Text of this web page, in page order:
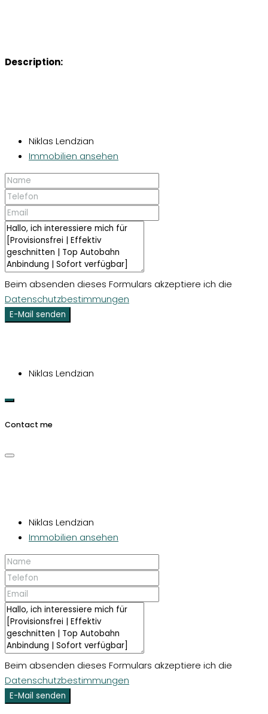
Description:
Niklas Lendzian
Immobilien ansehen
Beim absenden dieses Formulars akzeptiere ich die
Datenschutzbestimmungen
E-Mail senden
Niklas Lendzian
Contact me
Niklas Lendzian
Immobilien ansehen
Beim absenden dieses Formulars akzeptiere ich die
Datenschutzbestimmungen
E-Mail senden